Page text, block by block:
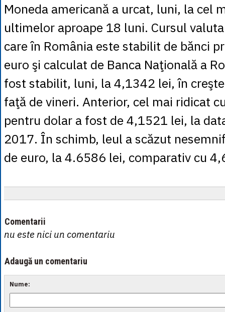
1 MDL = 0.2538
1 MXN
1 NOK
= 0.4191
1 PLN= 1.1646
= 0.0425
1 RUB = 0.0530
1 SEK= 0.4526
1 TRY
= 0.1141
1 UAH = 0.1048
1 XDR= 5.9383
1 ZAR= 0.2318
Moneda americană a urcat, luni, la cel
ultimelor aproape 18 luni. Cursul
care în România este stabilit de bănci
euro şi calculat de Banca Naţională a
fost stabilit, luni, la 4,1342 lei, în
faţă de vineri. Anterior, cel mai ridicat
pentru dolar a fost de 4,1521 lei, la
2017. În schimb, leul a scăzut
de euro, la 4.6586 lei, comparativ cu
Comentarii
nu este nici un comentariu
Adaugă un comentariu
Nume: